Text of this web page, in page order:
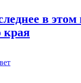
в
края